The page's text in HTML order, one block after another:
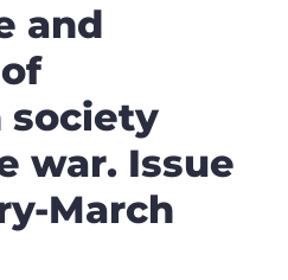
and
society
war. Issue
March